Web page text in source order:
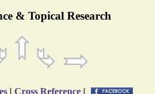
& Topical Research
| Cross Reference |